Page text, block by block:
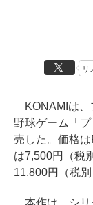
リ
KONAMIは、
野球ゲーム「
売した。価格
は7,500円（税
11,800円（税
本作は、シリ